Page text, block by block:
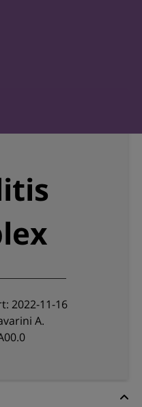
2022-11-16
A.